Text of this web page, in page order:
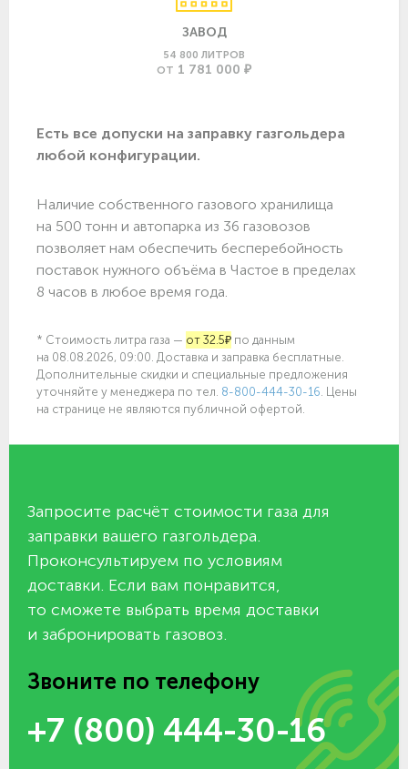
ЗАВОД
54 800 ЛИТРОВ
ОТ 1 781 000 ₽
Есть все допуски нa заправку газгольдера
любой конфигурации.
Наличие собственного газового хранилища
на 500 тонн и автопарка из 36 газовозов
позволяет нам обеспечить бесперебойность
поставок нужного объёма в Частое в пределах
8 часов в любое время года.
* Стоимость литра газа — от 32.5₽ по данным
на 08.08.2026, 09:00. Доставка и заправка бесплатные.
Дополнительные скидки и специальные предложения
уточняйте у менеджера по тел. 8-800-444-30-16 . Цены
на странице не являются публичной офертой.
Запросите расчёт стоимости газа для
заправки вашего газгольдера.
Проконсультируем по условиям
доставки. Если вам понравится,
то сможете выбрать время доставки
и забронировать газовоз.
Звоните по телефону
+7 (800) 444-30-16